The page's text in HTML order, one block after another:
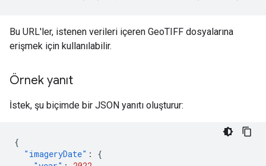
Bu URL'ler, istenen verileri içeren GeoTIFF dosyalarına
erişmek için kullanılabilir.
Örnek yanıt
İstek, şu biçimde bir JSON yanıtı oluşturur:
{
"imageryDate" :
{